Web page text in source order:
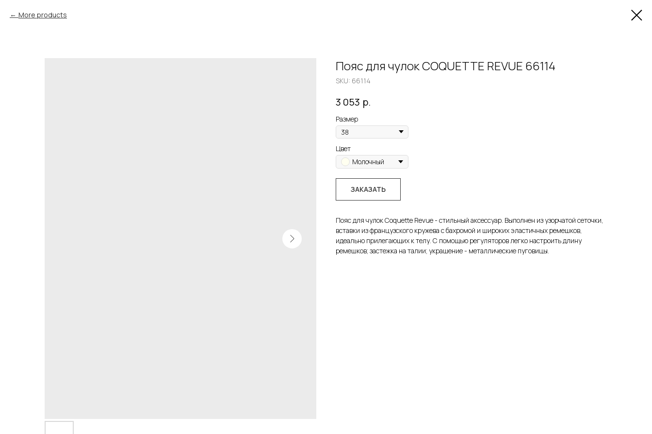
More products
Пояс для чулок COQUETTE REVUE 66114
SKU: 66114
3 053 р.
Размер
Цвет
Молочный
ЗАКАЗАТЬ
Пояс для чулок Coquette Revue - стильный аксессуар. Выполнен из узорчатой сеточки,
вставки из французского кружева с бахромой и широких эластичных ремешков,
идеально прилегающих к телу. С помощью регуляторов легко настроить длину
ремешков; застежка на талии; украшение - металлические пуговицы.